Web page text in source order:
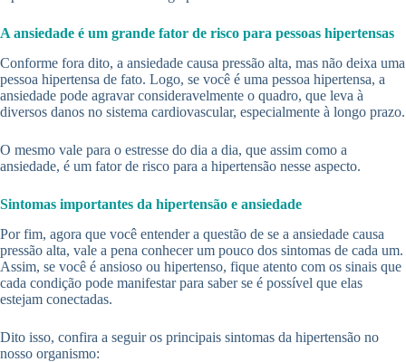
A ansiedade é um grande fator de risco para pessoas hipertensas
Conforme fora dito, a ansiedade causa pressão alta, mas não deixa uma
pessoa hipertensa de fato. Logo, se você é uma pessoa hipertensa, a
ansiedade pode agravar consideravelmente o quadro, que leva à
diversos danos no sistema cardiovascular, especialmente à longo prazo.
O mesmo vale para o estresse do dia a dia, que assim como a
ansiedade, é um fator de risco para a hipertensão nesse aspecto.
Sintomas importantes da hipertensão e ansiedade
Por fim, agora que você entender a questão de se a ansiedade causa
pressão alta, vale a pena conhecer um pouco dos sintomas de cada um.
Assim, se você é ansioso ou hipertenso, fique atento com os sinais que
cada condição pode manifestar para saber se é possível que elas
estejam conectadas.
Dito isso, confira a seguir os principais sintomas da hipertensão no
nosso organismo: